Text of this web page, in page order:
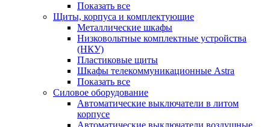
Показать все
Щиты, корпуса и комплектующие
Металлические шкафы
Низковольтные комплектные устройства
(НКУ)
Пластиковые щиты
Шкафы телекоммуникационные Astra
Показать все
Силовое оборудование
Автоматические выключатели в литом
корпусе
Автоматические выключатели воздушные